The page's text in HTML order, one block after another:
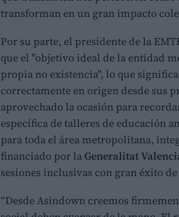
transforman en un gran impacto
Por su parte, el presidente de la
que el "objetivo ideal de la entidad
propia no existencia", lo que
correctamente en origen desde sus
aprovechado la ocasión para
específica de talleres de educación
para toda el área metropolitana,
financiado por la Generalitat
sesiones inclusivas con gran éxito
“Desde Asindown creemos